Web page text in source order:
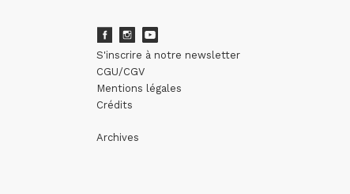
S'inscrire à notre newsletter
CGU/CGV
Mentions légales
Crédits
Archives